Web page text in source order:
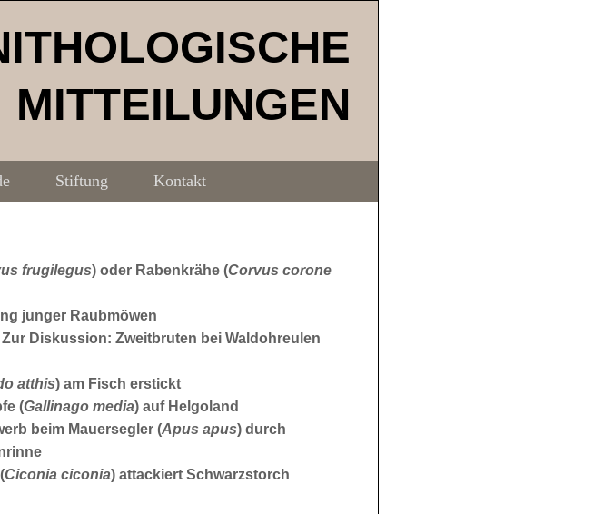
MITTEILUNGEN
Stiftung Kontakt
frugilegus) oder Rabenkrähe (Corvus corone
junger Raubmöwen
Zur Diskussion: Zweitbruten bei Waldohreulen
atthis) am Fisch erstickt
(Gallinago media) auf Helgoland
beim Mauersegler (Apus apus) durch
Ciconia ciconia) attackiert Schwarzstorch